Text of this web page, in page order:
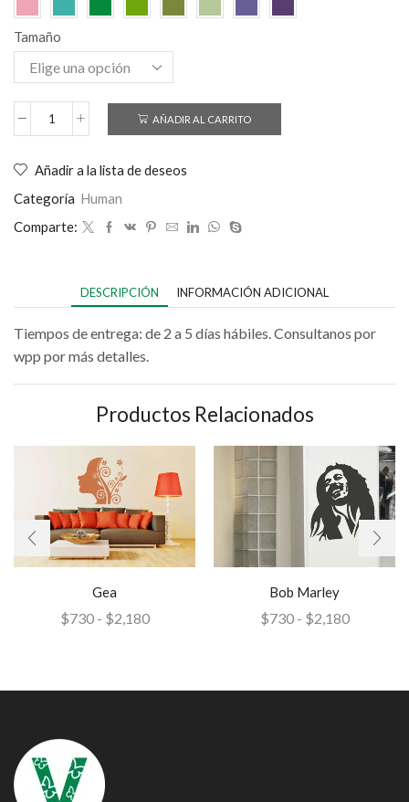
Tamaño
AÑADIR AL CARRITO
Añadir a la lista de deseos
Categoría Human
Comparte:
DESCRIPCIÓN INFORMACIÓN ADICIONAL
Tiempos de entrega: de 2 a 5 días hábiles. Consultanos por
wpp por más detalles.
Productos Relacionados
Gea
$730 - $2,180
Bob Marley
$730 - $2,180